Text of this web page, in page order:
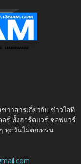
าวสารเกี่ยวกับ ข่าวไอที
อร์ ทั้งฮาร์ดแวร์ ซอฟแวร์
ทุกวันไม่ตกเทรน